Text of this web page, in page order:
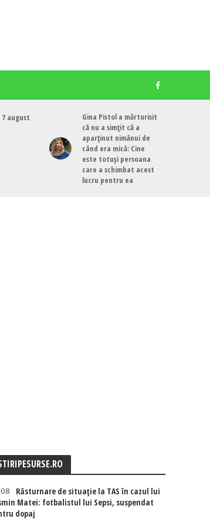
7 august
Gina Pistol a mărturisit
că nu a simțit că a
aparținut nimănui de
când era mică: Cine
este totuși persoana
care a schimbat acest
lucru pentru ea
Răsturnare de situație la TAS în cazul lui
Matei: fotbalistul lui Sepsi, suspendat
dopaj